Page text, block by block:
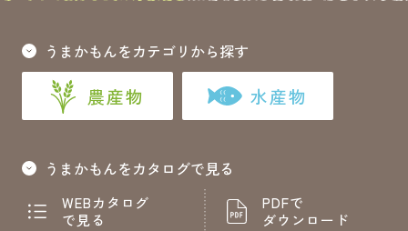
うまかもんをカテゴリから探す
農産物 水産物
うまかもんをカタログで見る
WEBカタログ
で見る
PDFで
ダウンロード